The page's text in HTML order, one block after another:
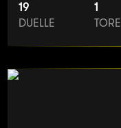
19
DUELLE
1
TORE